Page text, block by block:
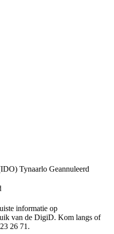
Tynaarlo Geannuleerd
informatie op
van de DigiD. Kom langs of
26 71.